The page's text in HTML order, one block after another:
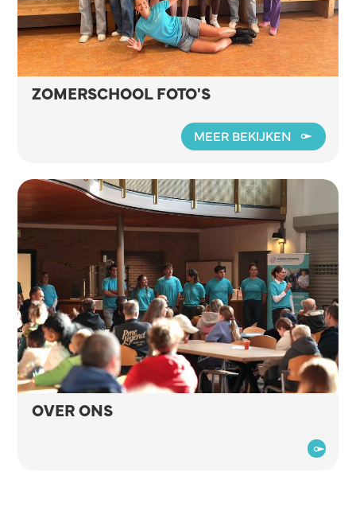
ZOMERSCHOOL FOTO'S
MEER BEKIJKEN
OVER ONS